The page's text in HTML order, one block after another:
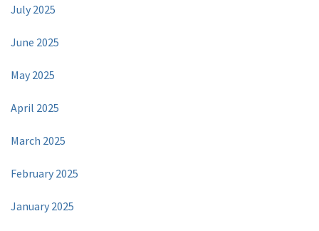
July 2025
June 2025
May 2025
April 2025
March 2025
February 2025
January 2025